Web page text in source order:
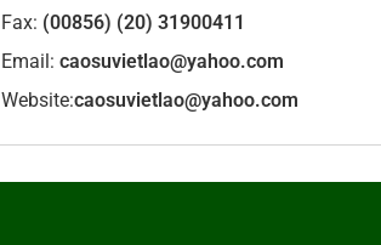
Fax: (00856) (20) 31900411
Email: caosuvietlao@yahoo.com
Website:caosuvietlao@yahoo.com
Tìm
kiếm...